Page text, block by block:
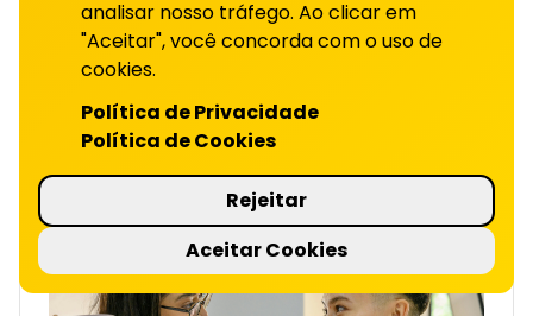
4 erros para evitar
NA UTILIZAÇÃO DE CUPONS | LIHAI
Os cupons são uma estratégia poderosa para
atrair e fidelizar clientes. Saiba como usá-los
sem erros, e maximize seus resultados!
Continue a leitura no artigo.
4 minutos de leitura
analisar nosso tráfego. Ao clicar em
"Aceitar", você concorda com o uso de
cookies.
Política de Privacidade
Política de Cookies
Rejeitar
Aceitar Cookies